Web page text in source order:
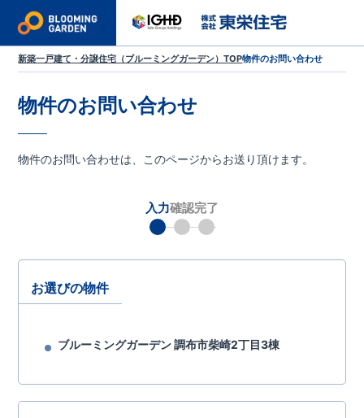
新築一戸建て・分譲住宅（ブルーミングガーデン）TOP物件のお問い合わせ
物件のお問い合わせ
物件のお問い合わせは、このページからお送り頂けます。
お選びの物件
ブルーミングガーデン 調布市柴崎2丁目3棟
入力確認完了